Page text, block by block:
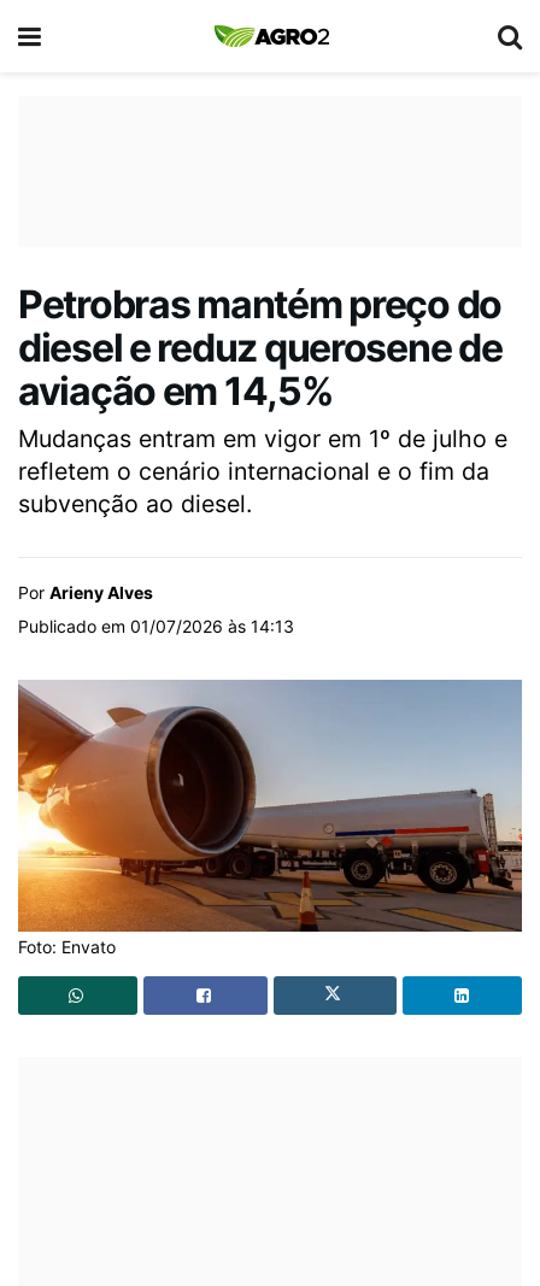
Petrobras mantém preço do
diesel e reduz querosene de
aviação em 14,5%
Mudanças entram em vigor em 1º de julho e
refletem o cenário internacional e o fim da
subvenção ao diesel.
Por Arieny Alves
Publicado em 01/07/2026 às 14:13
Foto: Envato